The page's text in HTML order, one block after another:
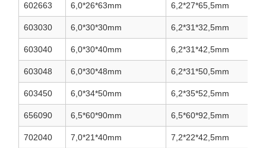
602663 6,0*26*63mm 6,2*27*65,5mm
603030 6,0*30*30mm 6,2*31*32,5mm
603040 6,0*30*40mm 6,2*31*42,5mm
603048 6,0*30*48mm 6,2*31*50,5mm
603450 6,0*34*50mm 6,2*35*52,5mm
656090 6,5*60*90mm 6,5*60*92,5mm
702040 7,0*21*40mm 7,2*22*42,5mm